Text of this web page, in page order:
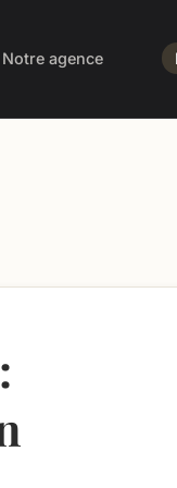
Notre agence